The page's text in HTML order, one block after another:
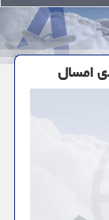
امسال